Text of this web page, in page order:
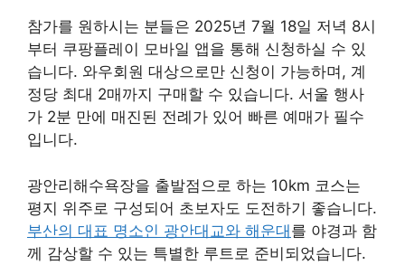
참가를 원하시는 분들은 2025년 7월 18일 저녁 8시
부터 쿠팡플레이 모바일 앱을 통해 신청하실 수 있
습니다. 와우회원 대상으로만 신청이 가능하며, 계
정당 최대 2매까지 구매할 수 있습니다. 서울 행사
가 2분 만에 매진된 전례가 있어 빠른 예매가 필수
입니다.
광안리해수욕장을 출발점으로 하는 10km 코스는
평지 위주로 구성되어 초보자도 도전하기 좋습니다.
부산의 대표 명소인 광안대교와 해운대를 야경과 함
께 감상할 수 있는 특별한 루트로 준비되었습니다.